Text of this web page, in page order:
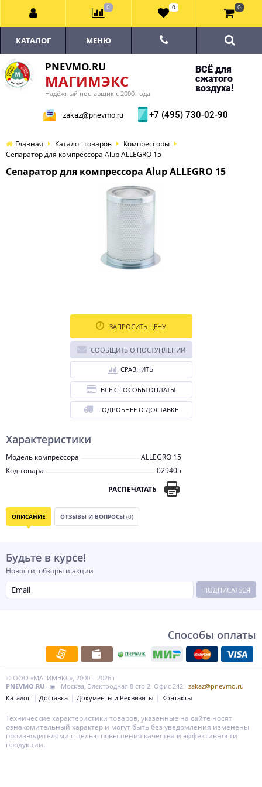
PNEVMO.RU
МАГИМЭКС
Надёжный поставщик с 2000 года
ВСЁ для
сжатого
воздуха!
zakaz@pnevmo.ru +7 (495) 730-02-90
КАТАЛОГ МЕНЮ
Главная Каталог товаров
Компрессоры
Сепаратор для компрессора Alup ALLEGRO 15
Сепаратор для компрессора Alup ALLEGRO 15
Характеристики
Модель компрессора
ALLEGRO 15
Код товара
029405
РАСПЕЧАТАТЬ
ЗАПРОСИТЬ ЦЕНУ
СООБЩИТЬ О ПОСТУПЛЕНИИ
СРАВНИТЬ
ВСЕ СПОСОБЫ ОПЛАТЫ
ПОДРОБНЕЕ О ДОСТАВКЕ
ОПИСАНИЕ ОТЗЫВЫ И ВОПРОСЫ (0)
Будьте в курсе!
Новости, обзоры и акции
ПОДПИСАТЬСЯ
Способы оплаты
© ООО «МАГИМЭКС», 2000 – 2026 г.
PNEVMO.RU –◉– Москва, Электродная 8 стр 2. Офис 242. zakaz@pnevmo.ru
Каталог
Доставка Документы и Реквизиты Контакты
0 0 0
Технические характеристики товаров, указанные на сайте носят
ознакомительный характер и могут быть без уведомления изменены
производителями с целью повышения качества и эффективности
продукции.